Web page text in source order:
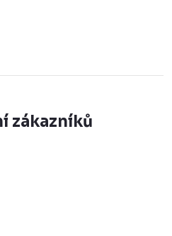
zákazníků